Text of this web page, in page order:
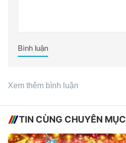
Bình luận
Xem thêm bình luận
TIN CÙNG CHUYÊN MỤC